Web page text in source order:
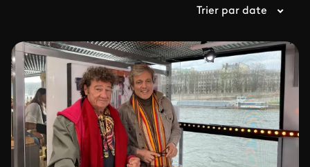
Trier par date